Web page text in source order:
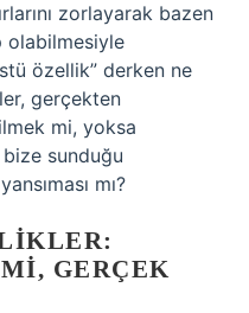
zorlayarak bazen
olabilmesiyle
özellik” derken ne
gerçekten
mi, yoksa
sunduğu
mı?
GERÇEK